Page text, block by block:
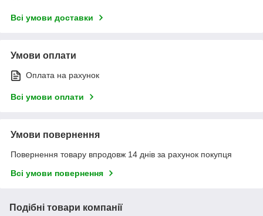
Всі умови доставки
Умови оплати
Оплата на рахунок
Всі умови оплати
Умови повернення
Повернення товару впродовж 14 днів за рахунок покупця
Всі умови повернення
Подібні товари компанії